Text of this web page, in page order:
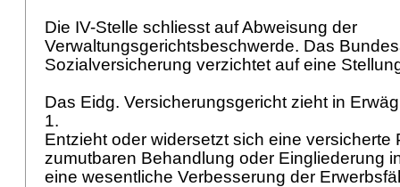
Die IV-Stelle schliesst auf Abweisung der
Verwaltungsgerichtsbeschwerde. Das
Sozialversicherung verzichtet auf eine
Das Eidg. Versicherungsgericht zieht in
1.
Entzieht oder widersetzt sich eine versicherte
zumutbaren Behandlung oder Eingliederung
eine wesentliche Verbesserung der